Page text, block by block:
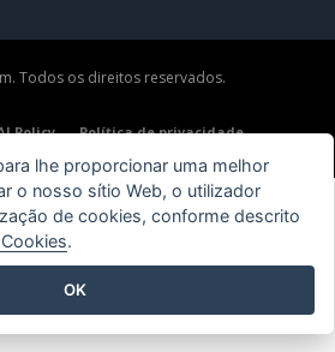
Todos os direitos reservados.
Policy
Política de privacidade
Visão geral da segurança
lhe proporcionar uma melhor
o nosso sítio Web, o utilizador
de cookies, conforme descrito
.
OK